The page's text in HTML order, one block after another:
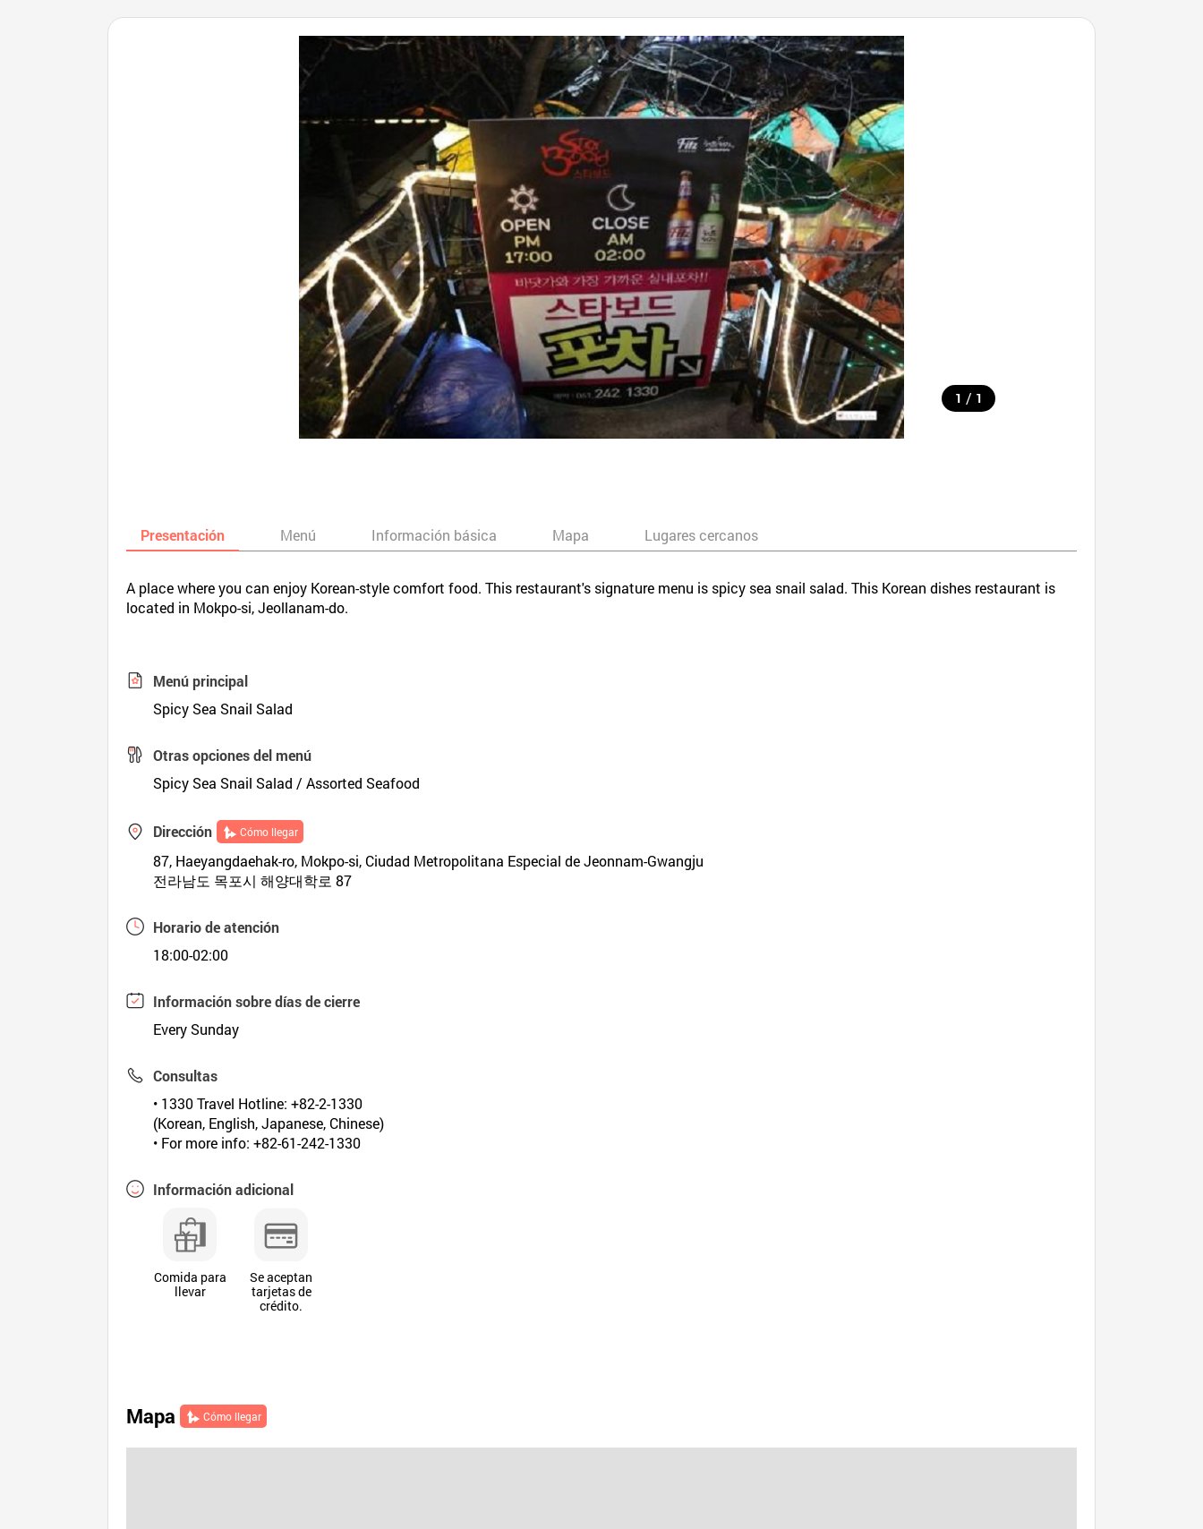
1 / 1
Presentación Menú Información básica Mapa Lugares cercanos
A place where you can enjoy Korean-style comfort food. This restaurant's signature menu is spicy sea snail salad. This Korean dishes restaurant is
located in Mokpo-si, Jeollanam-do.
Menú principal
Spicy Sea Snail Salad
Otras opciones del menú
Spicy Sea Snail Salad / Assorted Seafood
Dirección Cómo llegar
87, Haeyangdaehak-ro, Mokpo-si, Ciudad Metropolitana Especial de Jeonnam-Gwangju
전라남도 목포시 해양대학로 87
Horario de atención
18:00-02:00
Información sobre días de cierre
Every Sunday
Consultas
• 1330 Travel Hotline: +82-2-1330
(Korean, English, Japanese, Chinese)
• For more info: +82-61-242-1330
Información adicional
Comida para
llevar
Se aceptan
tarjetas de
crédito.
Mapa Cómo llegar